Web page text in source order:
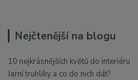
Nejčtenější na blogu
10 nejkrásnějších květů do interiéru
Jarní truhlíky a co do nich dát?